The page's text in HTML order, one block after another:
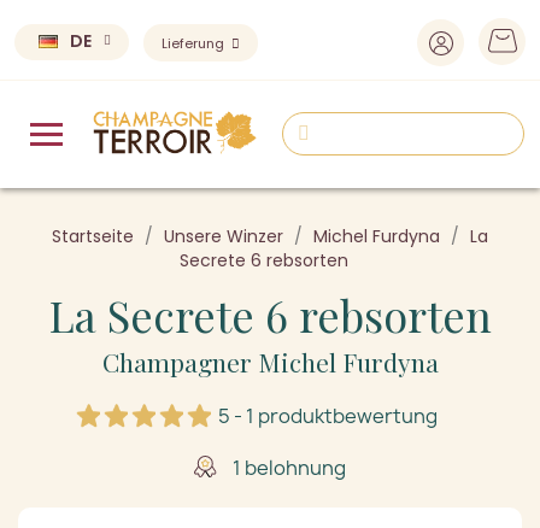
DE Lieferung
Startseite Unsere Winzer Michel Furdyna
La
Secrete 6 rebsorten
La Secrete 6 rebsorten
Champagner Michel Furdyna
5 - 1 produktbewertung
1 belohnung